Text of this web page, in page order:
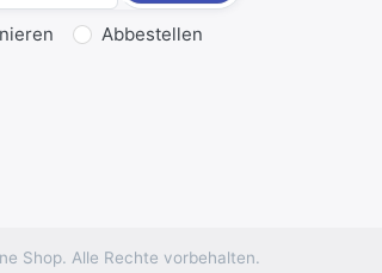
Abbestellen
Shop. Alle Rechte vorbehalten.